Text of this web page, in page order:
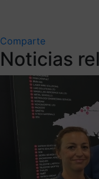
Comparte
Noticias